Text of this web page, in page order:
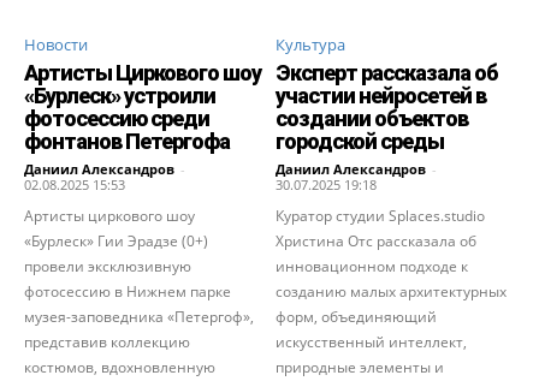
Новости
Артисты Циркового шоу
«Бурлеск» устроили
фотосессию среди
фонтанов Петергофа
Даниил Александров -
02.08.2025 15:53
Артисты циркового шоу
«Бурлеск» Гии Эрадзе (0+)
провели эксклюзивную
фотосессию в Нижнем парке
музея-заповедника «Петергоф»,
представив коллекцию
костюмов, вдохновленную
Культура
Эксперт рассказала об
участии нейросетей в
создании объектов
городской среды
Даниил Александров -
30.07.2025 19:18
Куратор студии Splaces.studio
Христина Отс рассказала об
инновационном подходе к
созданию малых архитектурных
форм, объединяющий
искусственный интеллект,
природные элементы и